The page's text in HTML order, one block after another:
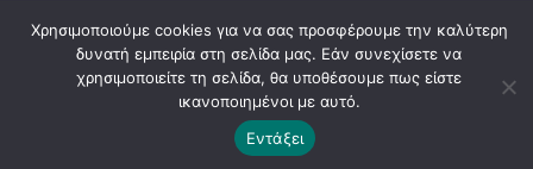
Χρησιμοποιούμε cookies για να σας προσφέρουμε την καλύτερη
δυνατή εμπειρία στη σελίδα μας. Εάν συνεχίσετε να
χρησιμοποιείτε τη σελίδα, θα υποθέσουμε πως είστε
ικανοποιημένοι με αυτό.
Εντάξει